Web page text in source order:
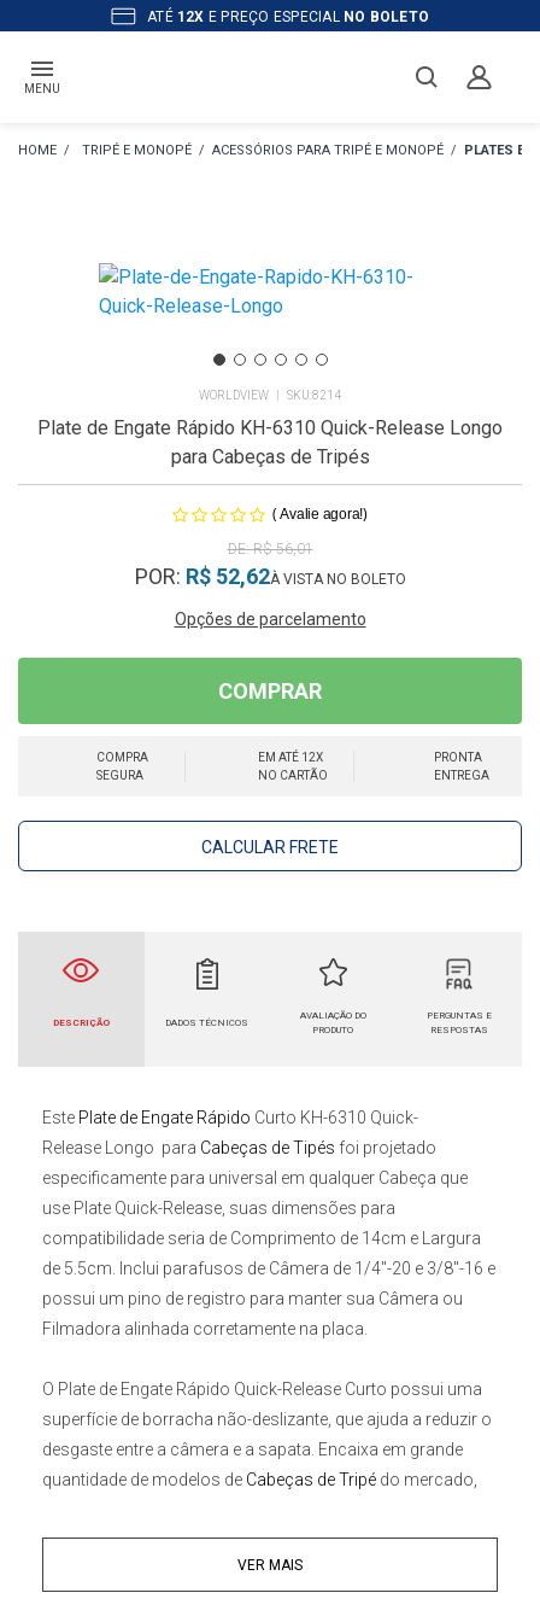
ATÉ 12X E PREÇO ESPECIAL NO BOLETO
MENU
TRIPÉ E MONOPÉ ACESSÓRIOS PARA TRIPÉ E MONOPÉ PLATES E
WORLDVIEW 8214
Plate de Engate Rápido KH-6310 Quick-Release Longo
para Cabeças de Tripés
(Avalie agora!)
R$ 56,01
POR: R$ 52,62
Opções de parcelamento
COMPRAR
COMPRA
SEGURA
EM ATÉ 12X
NO CARTÃO
PRONTA
ENTREGA
CALCULAR FRETE
DESCRIÇÃO DADOS TÉCNICOS
AVALIAÇÃO DO
PRODUTO
PERGUNTAS E
RESPOSTAS
Este Plate de Engate Rápido Curto KH-6310 Quick-
Release Longo para Cabeças de Tipés foi projetado
especificamente para universal em qualquer Cabeça que
use Plate Quick-Release, suas dimensões para
compatibilidade seria de Comprimento de 14cm e Largura
de 5.5cm. Inclui parafusos de Câmera de 1/4"-20 e 3/8"-16 e
possui um pino de registro para manter sua Câmera ou
Filmadora alinhada corretamente na placa.
O Plate de Engate Rápido Quick-Release Curto possui uma
superfície de borracha não-deslizante, que ajuda a reduzir o
desgaste entre a câmera e a sapata. Encaixa em grande
quantidade de modelos de Cabeças de Tripé do mercado,
1/4" e 3/8", aumentando a possibilidade de encaixe em
diversas Câmeras de Vídeo e de Foto. A superfície
VER MAIS